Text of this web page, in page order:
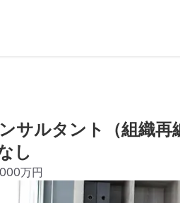
ンサルタント（組織
し
万円